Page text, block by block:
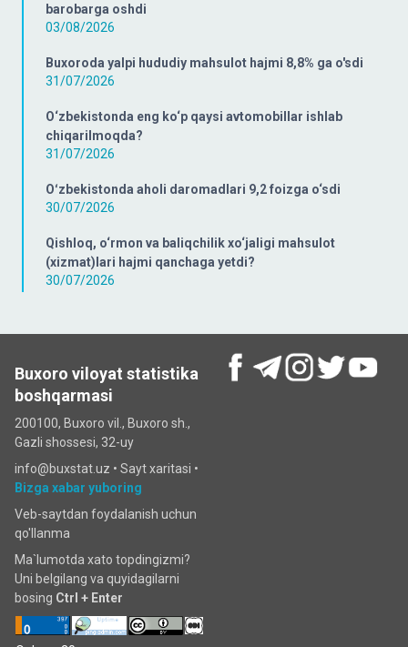
barobarga oshdi
03/08/2026
Buxoroda yalpi hududiy mahsulot hajmi 8,8% ga o'sdi
31/07/2026
O‘zbekistonda eng ko‘p qaysi avtomobillar ishlab
chiqarilmoqda?
31/07/2026
Oʻzbekistonda aholi daromadlari 9,2 foizga o‘sdi
30/07/2026
Qishloq, o‘rmon va baliqchilik xo‘jaligi mahsulot
(xizmat)lari hajmi qanchaga yetdi?
30/07/2026
Buxoro viloyat statistika
boshqarmasi
200100, Buxoro vil., Buxoro sh.,
Gazli shossesi, 32-uy
info@buxstat.uz • Sayt xaritasi •
Bizga xabar yuboring
Veb-saytdan foydalanish uchun
qo'llanma
Ma`lumotda xato topdingizmi?
Uni belgilang va quyidagilarni
bosing Ctrl + Enter